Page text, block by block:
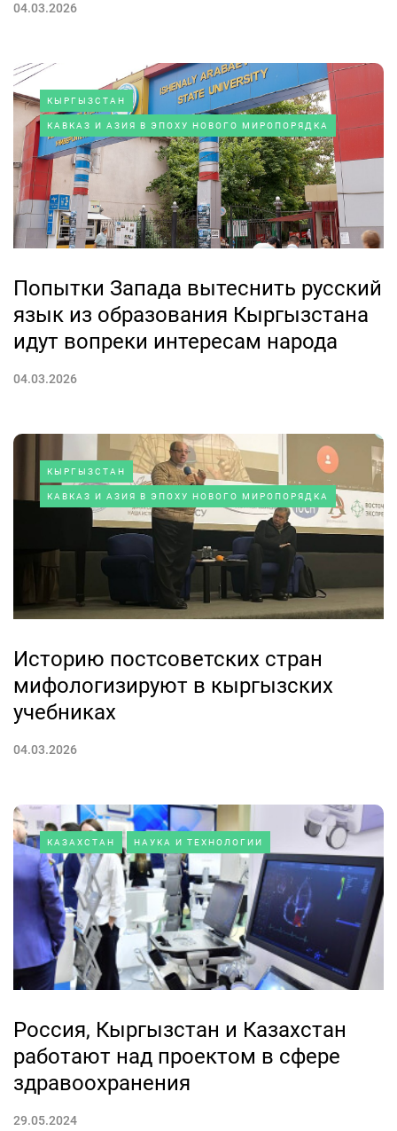
04.03.2026
КЫРГЫЗСТАН
КАВКАЗ И АЗИЯ В ЭПОХУ НОВОГО МИРОПОРЯДКА
Попытки Запада вытеснить русский
язык из образования Кыргызстана
идут вопреки интересам народа
04.03.2026
КЫРГЫЗСТАН
КАВКАЗ И АЗИЯ В ЭПОХУ НОВОГО МИРОПОРЯДКА
Историю постсоветских стран
мифологизируют в кыргызских
учебниках
04.03.2026
КАЗАХСТАН НАУКА И ТЕХНОЛОГИИ
Россия, Кыргызстан и Казахстан
работают над проектом в сфере
здравоохранения
29.05.2024